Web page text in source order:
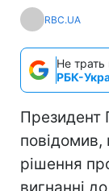
RBC.UA
Не
РБК-
Президент
повідомив,
рішення